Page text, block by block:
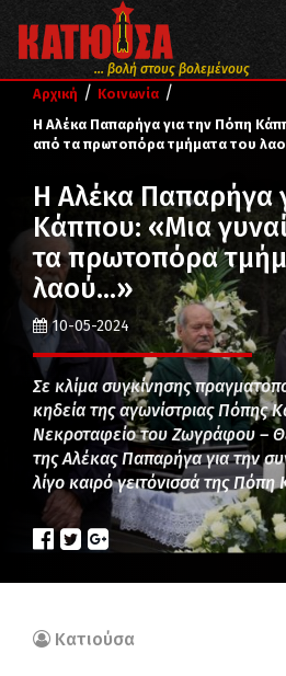
... βολή στους βολεμένους
Αρχική / Κοινωνία /
Η Αλέκα Παπαρήγα για την Πόπη
από τα πρωτοπόρα τμήματα του
Η Αλέκα Παπαρήγα
Κάππου: «Μια
τα πρωτοπόρα
λαού…»
10-05-2024
Σε κλίμα συγκίνησης
κηδεία της αγωνίστριας Πόπης
Νεκροταφείο του Ζωγράφου –
της Αλέκας Παπαρήγα για την
λίγο καιρό γειτόνισσά της
Κατιούσα